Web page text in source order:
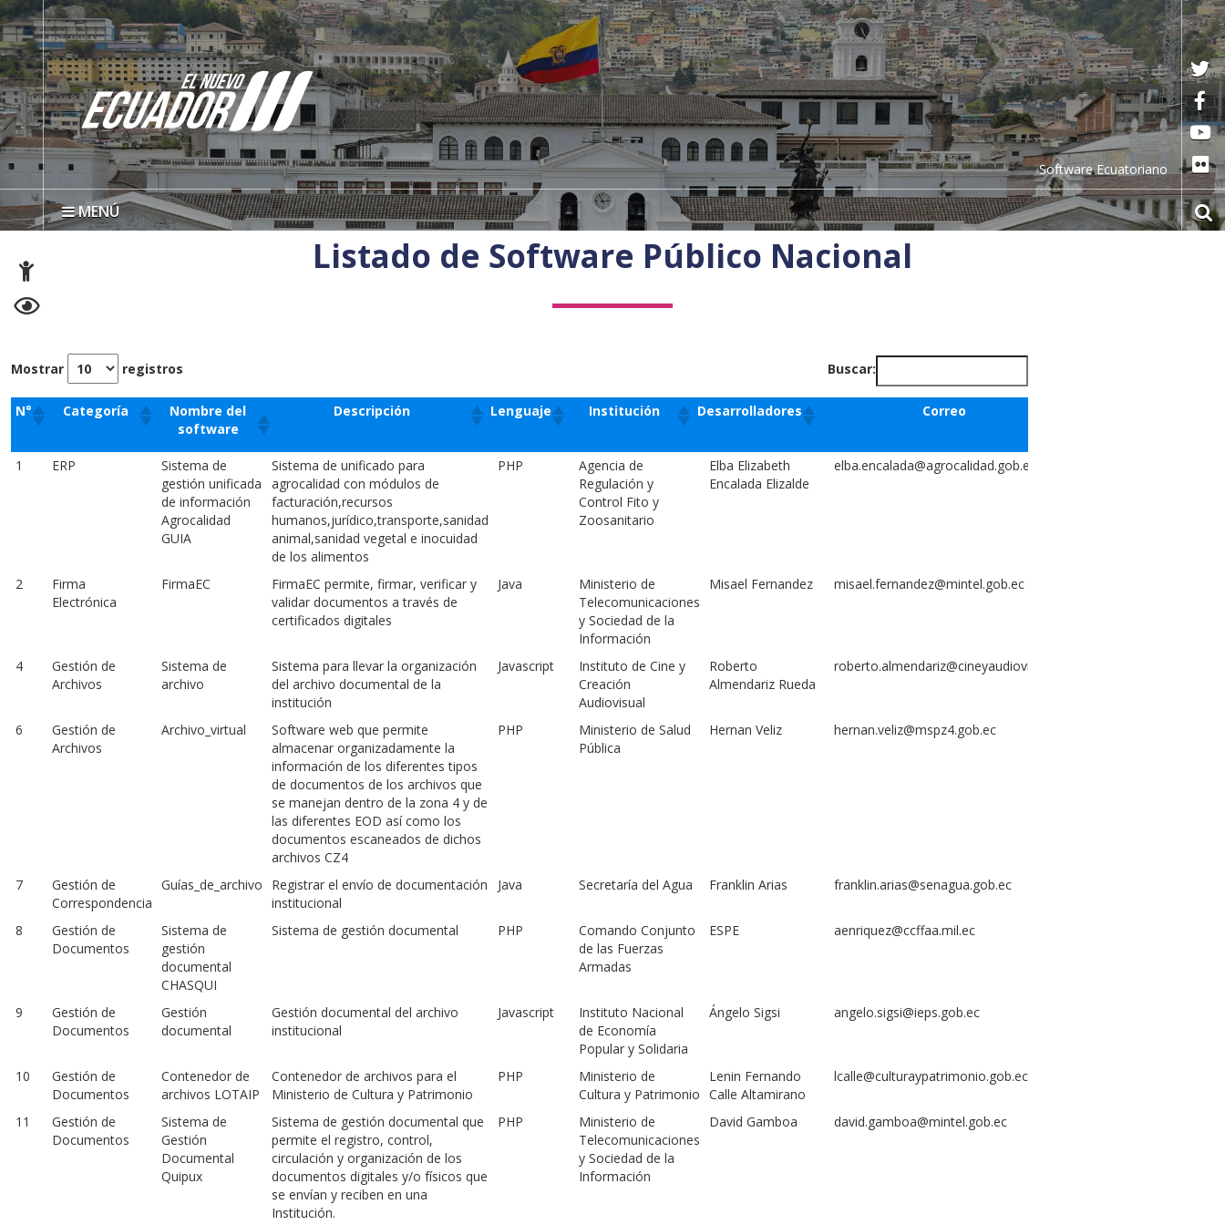
Software Ecuatoriano
MENÚ
Listado de Software Público Nacional​
Mostrar registros Buscar:
N° Categoría
Nombre del
software
Descripción Lenguaje Institución Desarrolladores Correo
N° Categoría
Nombre del
software
Descripción Lenguaje Institución Desarrolladores Correo
1 ERP
Sistema de
gestión unificada
de información
Agrocalidad
GUIA
Sistema de unificado para
agrocalidad con módulos de
facturación,recursos
humanos,jurídico,transporte,sanidad
animal,sanidad vegetal e inocuidad
de los alimentos
PHP
Agencia de
Regulación y
Control Fito y
Zoosanitario
Elba Elizabeth
Encalada Elizalde
elba.encalada@agrocalidad.gob.ec
2
Firma
Electrónica
FirmaEC
FirmaEC permite, firmar, verificar y
validar documentos a través de
certificados digitales
Java
Ministerio de
Telecomunicaciones
y Sociedad de la
Información
Misael Fernandez misael.fernandez@mintel.gob.ec
4
Gestión de
Archivos
Sistema de
archivo
Sistema para llevar la organización
del archivo documental de la
institución
Javascript
Instituto de Cine y
Creación
Audiovisual
Roberto
Almendariz Rueda
roberto.almendariz@cineyaudiovisual.gob.ec
6
Gestión de
Archivos
Archivo_virtual
Software web que permite
almacenar organizadamente la
información de los diferentes tipos
de documentos de los archivos que
se manejan dentro de la zona 4 y de
las diferentes EOD así como los
documentos escaneados de dichos
archivos CZ4
PHP
Ministerio de Salud
Pública
Hernan Veliz hernan.veliz@mspz4.gob.ec
7
Gestión de
Correspondencia
Guías_de_archivo
Registrar el envío de documentación
institucional
Java Secretaría del Agua Franklin Arias franklin.arias@senagua.gob.ec
8
Gestión de
Documentos
Sistema de
gestión
documental
CHASQUI
Sistema de gestión documental PHP
Comando Conjunto
de las Fuerzas
Armadas
ESPE aenriquez@ccffaa.mil.ec
9
Gestión de
Documentos
Gestión
documental
Gestión documental del archivo
institucional
Javascript
Instituto Nacional
de Economía
Popular y Solidaria
Ángelo Sigsi angelo.sigsi@ieps.gob.ec
10
Gestión de
Documentos
Contenedor de
archivos LOTAIP
Contenedor de archivos para el
Ministerio de Cultura y Patrimonio
PHP
Ministerio de
Cultura y Patrimonio
Lenin Fernando
Calle Altamirano
lcalle@culturaypatrimonio.gob.ec
11
Gestión de
Documentos
Sistema de
Gestión
Documental
Quipux
Sistema de gestión documental que
permite el registro, control,
circulación y organización de los
documentos digitales y/o físicos que
se envían y reciben en una
Institución.
PHP
Ministerio de
Telecomunicaciones
y Sociedad de la
Información
David Gamboa david.gamboa@mintel.gob.ec